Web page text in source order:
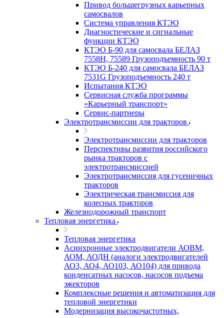
Привод большегрузных карьерных
самосвалов
Система управления КТЭО
Диагностические и сигнальные
функции КТЭО
КТЭО Б-90 для самосвала БЕЛАЗ
7558H, 75589 Грузоподъемность 90 т
КТЭО Б-240 для самосвала БЕЛАЗ
7531G Грузоподъемность 240 т
Испытания КТЭО
Сервисная служба программы
«Карьерный транспорт»
Сервис-партнеры
Электротрансмиссии для тракторов
Электротрансмиссии для тракторов
Перспективы развития российского
рынка тракторов с
электротрансмиссией
Электротрансмиссия для гусеничных
тракторов
Электрическая трансмиссия для
колесных тракторов
Железнодорожный транспорт
Тепловая энергетика
Тепловая энергетика
Асинхронные электродвигатели АОВМ,
АОМ, АОДН (аналоги электродвигателей
АО3, АО4, АО103, АО104) для привода
конденсатных насосов, насосов подъема
эжекторов
Комплексные решения и автоматизация для
тепловой энергетики
Модернизация высокочастотных,